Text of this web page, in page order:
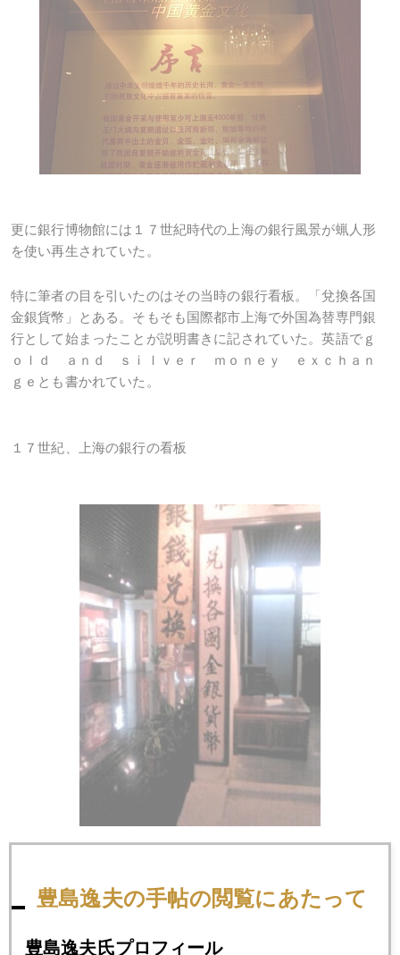
更に銀行博物館には１７世紀時代の上海の銀行風景が蝋人形
を使い再生されていた。
特に筆者の目を引いたのはその当時の銀行看板。「兌換各国
金銀貨幣」とある。そもそも国際都市上海で外国為替専門銀
行として始まったことが説明書きに記されていた。英語でｇ
ｏｌｄ ａｎｄ ｓｉｌｖｅｒ ｍｏｎｅｙ ｅｘｃｈａｎ
ｇｅとも書かれていた。
１７世紀、上海の銀行の看板
豊島逸夫の手帖の閲覧にあたって
豊島逸夫氏プロフィール